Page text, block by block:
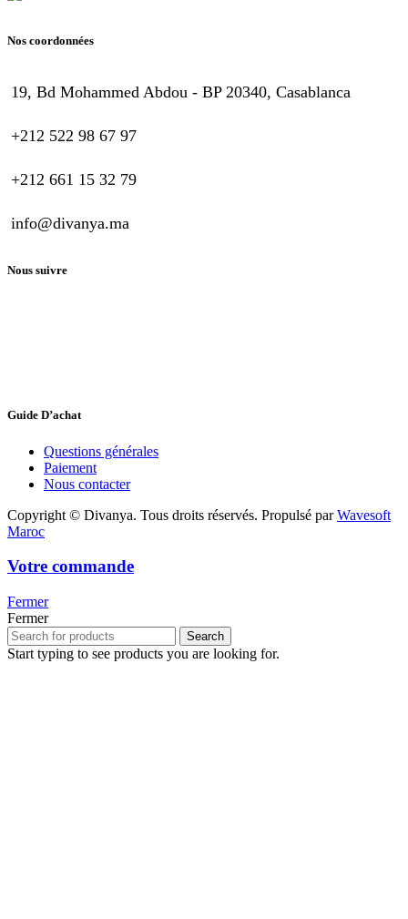
Nos coordonnées
19, Bd Mohammed Abdou - BP 20340, Casablanca
+212 522 98 67 97
+212 661 15 32 79
info@divanya.ma
Nous suivre
Guide D’achat
Questions générales
Paiement
Nous contacter
Copyright © Divanya. Tous droits réservés. Propulsé parWavesoft
Maroc
Votre commande
Fermer
Fermer
Search
Start typing to see products you are looking for.